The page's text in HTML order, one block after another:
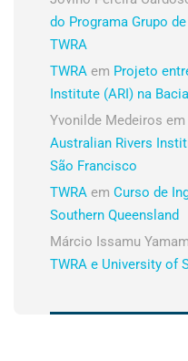
do Programa Grupo
TWRA
TWRA em Projeto
Institute (ARI) na
Yvonilde Medeiros em
Australian Rivers
São Francisco
TWRA em Curso de
Southern Queensland
Márcio Issamu
TWRA e University of